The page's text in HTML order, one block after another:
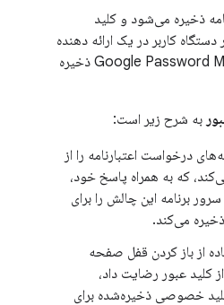
ذخیره می‌شود و کلید
کاربر در یک ارائه دهنده
اعتبارنامه مانند Google Password Manager ذخیره
به شرح زیر است:
درخواست اعتبارنامه را از
که به همراه پاسخ خود،
برنامه این چالش را برای
می‌کند.
از باز کردن قفل صفحه
کلید عبور رضایت داد،
کلید خصوصی ذخیره‌شده برای